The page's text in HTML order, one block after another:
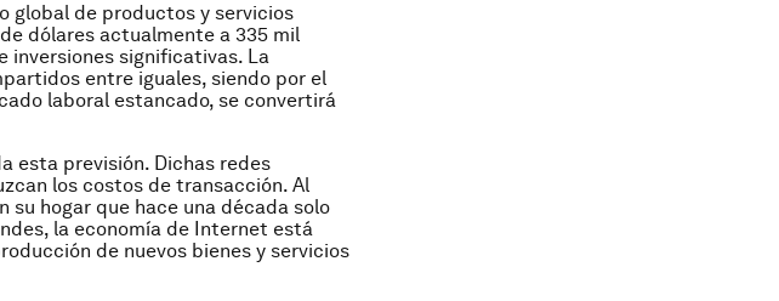
global de productos y servicios
dólares actualmente a 335 mil
inversiones significativas. La
entre iguales, siendo por el
laboral estancado, se convertirá
esta previsión. Dichas redes
los costos de transacción. Al
su hogar que hace una década solo
la economía de Internet está
de nuevos bienes y servicios